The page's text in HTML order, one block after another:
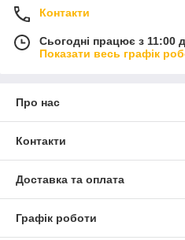
Контакти
Сьогодні працює з 11:00
Показати весь графік
Про нас
Контакти
Доставка та оплата
Графік роботи